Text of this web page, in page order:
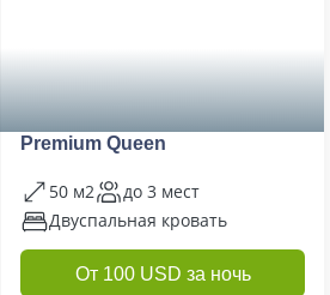
Premium Queen
50 м2
до 3 мест
Двуспальная кровать
От 100 USD за ночь